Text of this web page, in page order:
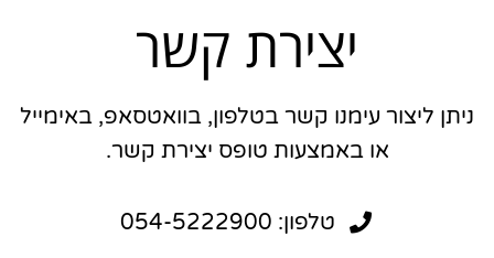
יצירת קשר
ניתן ליצור עימנו קשר בטלפון, בוואטסאפ, באימייל
או באמצעות טופס יצירת קשר.
טלפון: 054-5222900